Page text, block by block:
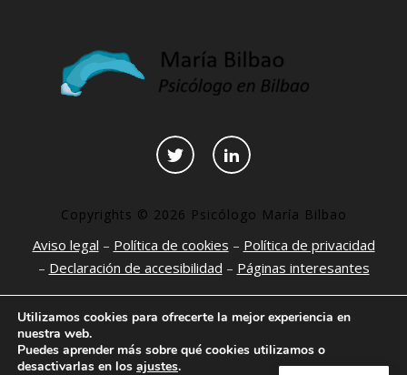
Copyrights © 2026 Psicólogo María Bilbao
Aviso legal – Política de cookies – Política de privacidad
– Declaración de accesibilidad – Páginas interesantes
Utilizamos cookies para ofrecerte la mejor experiencia en
nuestra web.
Puedes aprender más sobre qué cookies utilizamos o
desactivarlas en los ajustes.